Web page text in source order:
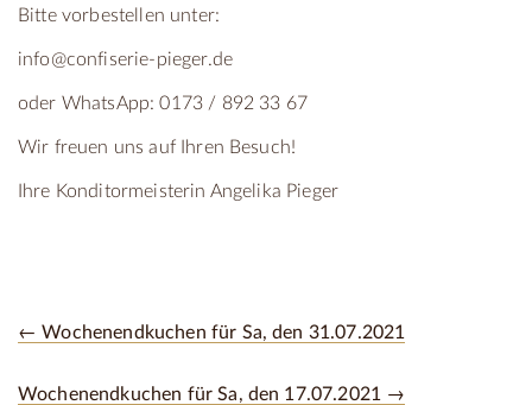
Bitte vorbestellen unter:
info@confiserie-pieger.de
oder WhatsApp: 0173 / 892 33 67
Wir freuen uns auf Ihren Besuch!
Ihre Konditormeisterin Angelika Pieger
← Wochenendkuchen für Sa, den 31.07.2021
Wochenendkuchen für Sa, den 17.07.2021 →